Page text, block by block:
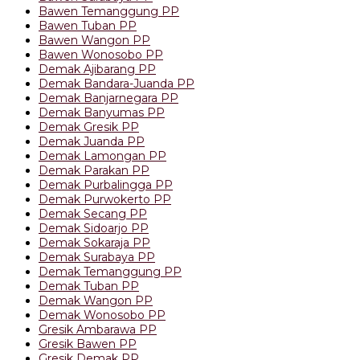
Bawen Temanggung PP
Bawen Tuban PP
Bawen Wangon PP
Bawen Wonosobo PP
Demak Ajibarang PP
Demak Bandara-Juanda PP
Demak Banjarnegara PP
Demak Banyumas PP
Demak Gresik PP
Demak Juanda PP
Demak Lamongan PP
Demak Parakan PP
Demak Purbalingga PP
Demak Purwokerto PP
Demak Secang PP
Demak Sidoarjo PP
Demak Sokaraja PP
Demak Surabaya PP
Demak Temanggung PP
Demak Tuban PP
Demak Wangon PP
Demak Wonosobo PP
Gresik Ambarawa PP
Gresik Bawen PP